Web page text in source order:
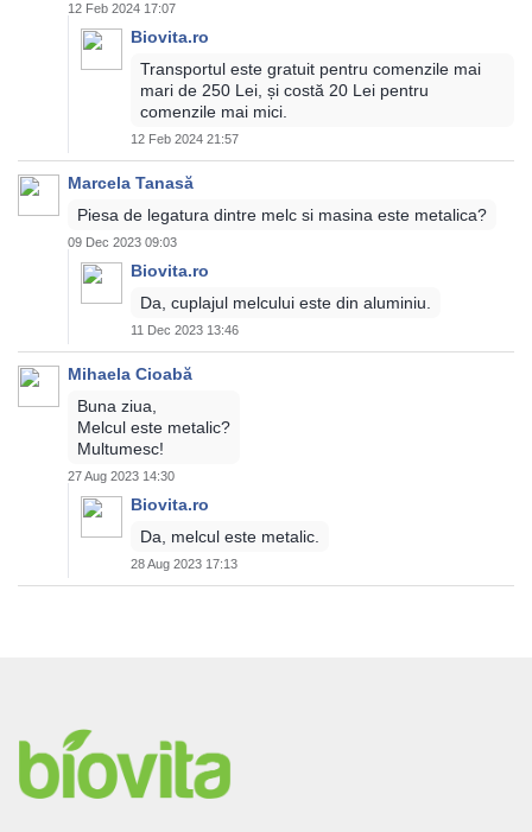
12 Feb 2024 17:07
Biovita.ro
Transportul este gratuit pentru comenzile mai
mari de 250 Lei, și costă 20 Lei pentru
comenzile mai mici.
12 Feb 2024 21:57
Marcela Tanasă
Piesa de legatura dintre melc si masina este metalica?
09 Dec 2023 09:03
Biovita.ro
Da, cuplajul melcului este din aluminiu.
11 Dec 2023 13:46
Mihaela Cioabă
Buna ziua,
Melcul este metalic?
Multumesc!
27 Aug 2023 14:30
Biovita.ro
Da, melcul este metalic.
28 Aug 2023 17:13